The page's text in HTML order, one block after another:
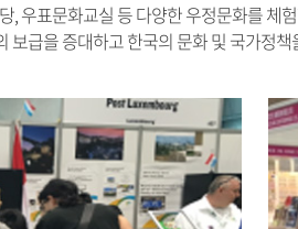
우표문화교실 등 다양한 우정문화를 체
급을 증대하고 한국의 문화 및 국가정